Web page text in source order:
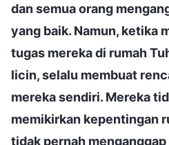
dan semua orang
yang baik. Namun, ketika
tugas mereka di rumah
licin, selalu membuat
mereka sendiri. Mereka
memikirkan kepentingan
tidak pernah